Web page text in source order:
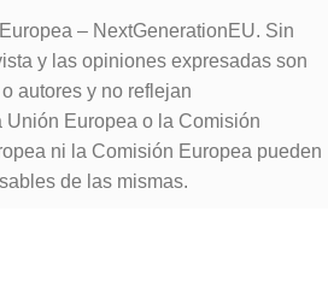
– NextGenerationEU. Sin
y las opiniones expresadas son
autores y no reflejan
Unión Europea o la Comisión
ni la Comisión Europea pueden
de las mismas.